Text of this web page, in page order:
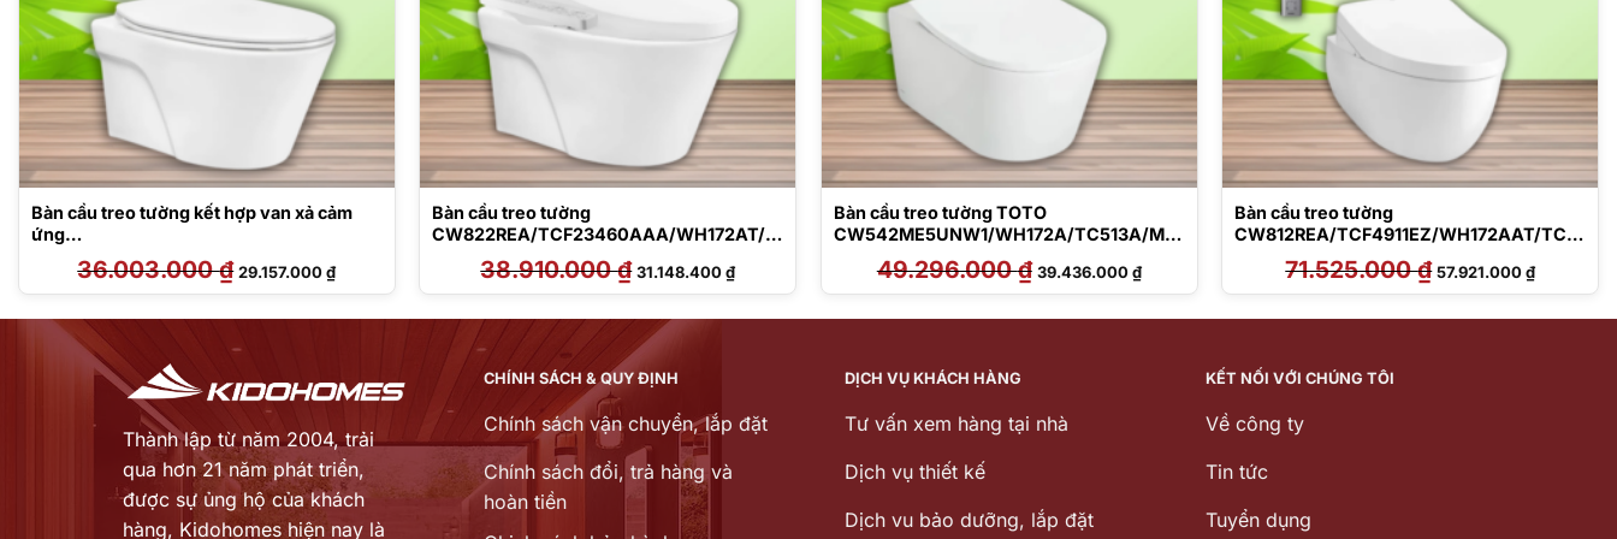
Bàn cầu treo tường kết hợp van xả cảm
ứng
CW822RFVA1/TREF35L2A/WH005A/TC
600VS36.003.000₫ Giá
gốc
là:
29.157.000₫Giá
hiện
tại
29.157.000 ₫.
Bàn cầu treo tường
CW822REA/TCF23460AAA/WH172AT/T
CA465/MB170P#SS
38.910.000₫ Giá
gốc
là:
31.148.400₫Giá
hiện
tại
31.148.400 ₫.
Bàn cầu treo tường TOTO
CW542ME5UNW1/WH172A/TC513A/MB1
75M#SS49.296.000₫ Giá
gốc
là:
39.436.000₫Giá
hiện
tại
39.436.000 ₫.
Bàn cầu treo tường
CW812REA/TCF4911EZ/WH172AAT/TCA
464/MB174P#SS
71.525.000₫ Giá
gốc
là:
57.921.000₫Giá
hiện
tại
₫.
Thành lập từ năm 2004, trải
qua hơn 21 năm phát triển,
được sự ủng hộ của khách
hàng, Kidohomes hiện nay là
CHÍNH SÁCH & QUY ĐỊNH
Chính sách vận chuyển, lắp đặt
Chính sách đổi, trả hàng và
hoàn tiền
DỊCH VỤ KHÁCH HÀNG
Tư vấn xem hàng tại nhà
Dịch vụ thiết kế
Dịch vu bảo dưỡng, lắp đặt
KẾT NỐI VỚI CHÚNG TÔI
Về công ty
Tin tức
Tuyển dụng